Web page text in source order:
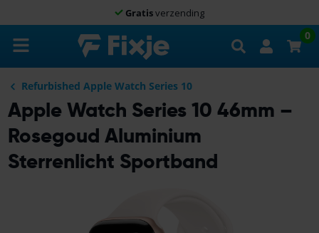
Gratisverzending
0
Refurbished Apple Watch Series 10
Apple Watch Series 10 46mm –
Rosegoud Aluminium
Sterrenlicht Sportband